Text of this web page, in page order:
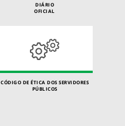
DIÁRIO
OFICIAL
CÓDIGO DE ÉTICA DOS SERVIDORES
PÚBLICOS